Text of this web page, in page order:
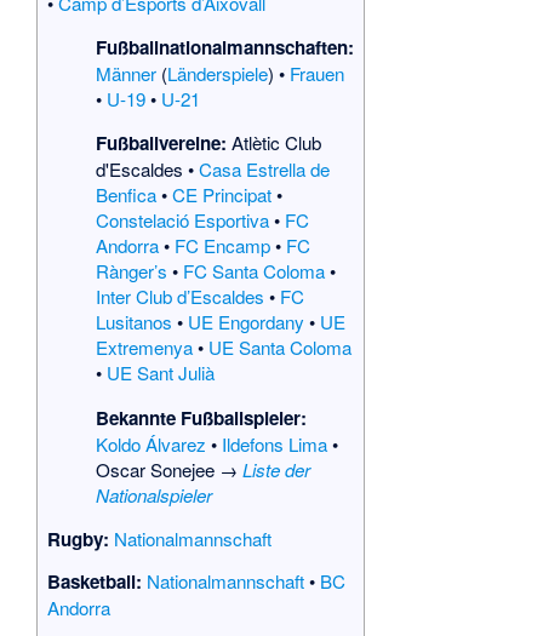
Fußballnationalmannschaften:
Männer (Länderspiele) • Frauen
• U-19• U-21
Fußballvereine: Atlètic Club
d'Escaldes •Casa Estrella de
Benfica•CE Principat•
Constelació Esportiva• FC
Andorra• FC Encamp• FC
Rànger’s • FC Santa Coloma•
Inter Club d’Escaldes • FC
Lusitanos • UE Engordany • UE
Extremenya• UE Santa Coloma
• UE Sant Julià
Bekannte Fußballspieler:
Koldo Álvarez • Ildefons Lima•
Oscar Sonejee →Liste der
Nationalspieler
Rugby: Nationalmannschaft
Basketball: Nationalmannschaft• BC
Andorra